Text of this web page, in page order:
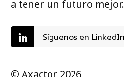
a tener un futuro mejor.
Síguenos en LinkedIn
© Axactor 2026